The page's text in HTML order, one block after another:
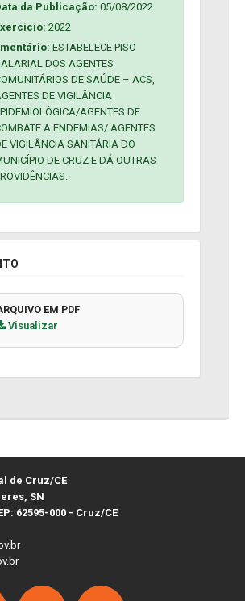
da Publicação: 05/08/2022
2022
ESTABELECE PISO
DOS AGENTES
DE SAÚDE – ACS,
DE VIGILÂNCIA
AGENTES DE
A ENDEMIAS/ AGENTES
VIGILÂNCIA SANITÁRIA DO
DE CRUZ E DÁ OUTRAS
EM PDF
Visualizar
de Cruz/CE
SN
62595-000 - Cruz/CE